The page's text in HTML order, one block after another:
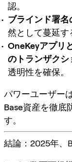
認。
ブラインド署
然として蔓延す
OneKeyアプリ
のトランザク
透明性を確保。
パワーユーザー
Base資産を徹底
す。
結論：2025年、